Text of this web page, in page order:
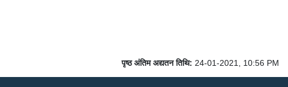
पृष्ठ अंतिम अद्यतन तिथि: 24-01-2021, 10:56 PM